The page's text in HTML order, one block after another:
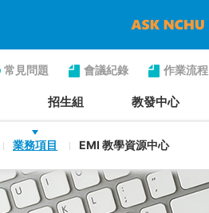
常見問題 會議紀錄 作業流程
招生組 教發中心
業務項目 EMI 教學資源中心